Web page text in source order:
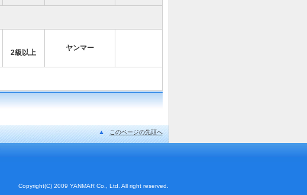
2級以上
ヤンマー
このページの先頭へ
Copyright(C) 2009 YANMAR Co., Ltd. All right reserved.